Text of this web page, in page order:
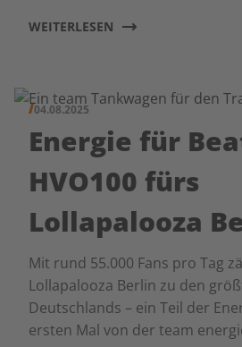
WEITERLESEN
04.08.2025
Energie für
HVO100 fürs
Lollapalooza
Mit rund 55.000 Fans pro Tag
Lollapalooza Berlin zu den
Deutschlands – ein Teil der
ersten Mal von der team